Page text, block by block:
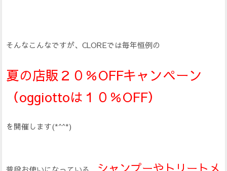
そんなこんなですが、CLOREでは毎年恒例の
夏の店販２０％OFFキャンペーン
（oggiottoは１０％OFF）
を開催します(*^^*)
シャンプーやトリートメ